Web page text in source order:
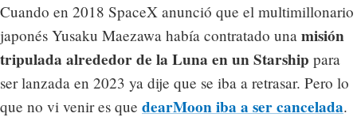
Cuando en 2018 SpaceX anunció que el multimillonario
japonés Yusaku Maezawa había contratado una misión
tripulada alrededor de la Luna en un Starship para
ser lanzada en 2023 ya dije que se iba a retrasar. Pero lo
que no vi venir es que dearMoon iba a ser cancelada.